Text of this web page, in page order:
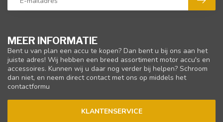
MEER INFORMATIE
Bent u van plan een accu te kopen? Dan bent u bij ons aan het
juiste adres! Wij hebben een breed assortiment motor accu's en
accessoires. Kunnen wij u daar nog verder bij helpen? Schroom
dan niet, en neem direct contact met ons op middels het
contactformu
KLANTENSERVICE